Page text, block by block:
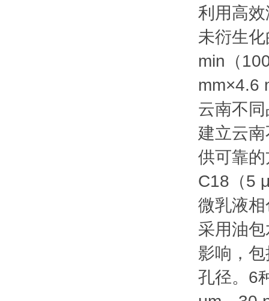
利用高
未衍生
min（
mm×4.6
云南不
建立云
供可靠
C18（5
微乳液
采用油
影响，
孔径。6